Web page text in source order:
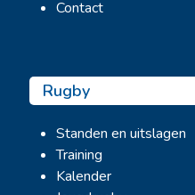
Contact
Rugby
Standen en uitslagen
Training
Kalender